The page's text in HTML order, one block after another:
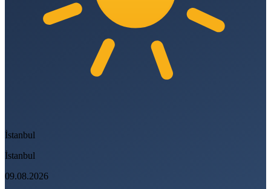
İstanbul
İstanbul
09.08.2026